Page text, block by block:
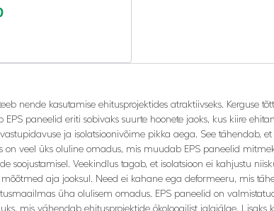
nende kasutamise ehitusprojektides atraktiivseks. Kerguse
paneelid eriti sobivaks suurte hoonete jaoks, kus kiire
ja isolatsioonivõime pikka aega. See tähendab,
on veel üks oluline omadus, mis muudab EPS paneelid
soojustamisel. Veekindlus tagab, et isolatsioon ei kahjustu
aja jooksul. Need ei kahane ega deformeeru, mis
üha olulisem omadus. EPS paneelid on
mis vähendab ehitusprojektide ökoloogilist jalajälge.